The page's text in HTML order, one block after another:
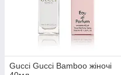
Gucci Gucci Bamboo жіночі